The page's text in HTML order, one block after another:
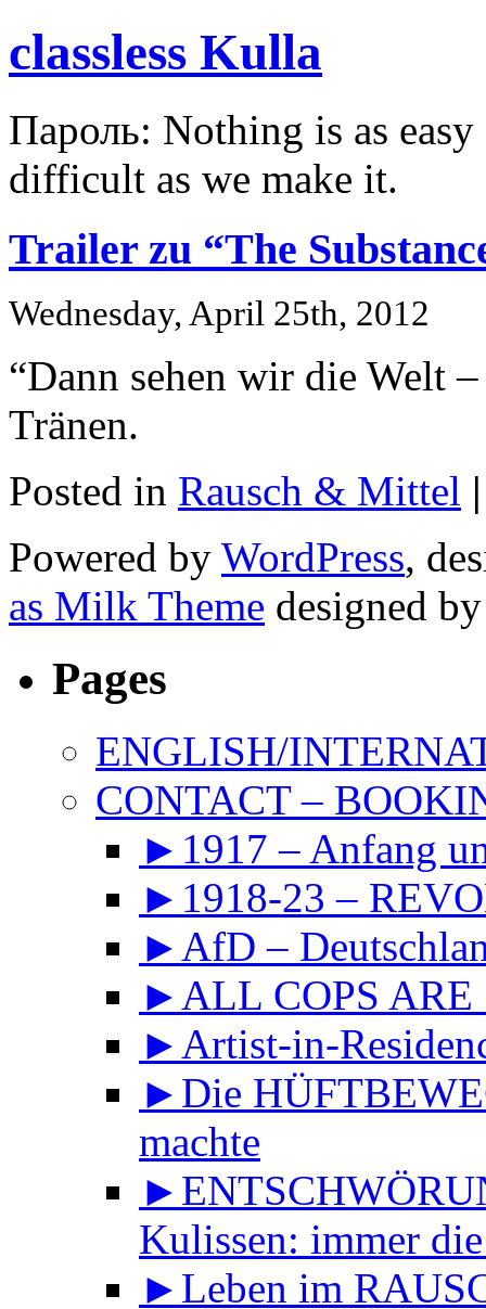
classless Kulla
Пароль: Nothing is as
difficult as we make it.
Trailer zu “The
Wednesday, April 25th, 2012
“Dann sehen wir die Welt
Tränen.
Posted in Rausch & Mittel |
Powered by WordPress,
as Milk Theme designed
Pages
ENGLISH/
CONTACT –
►1917 – Anfang
►1918-23 –
►AfD –
►ALL COPS ARE
►Artist-in-
►Die
machte
Kulissen: immer
►Leben im